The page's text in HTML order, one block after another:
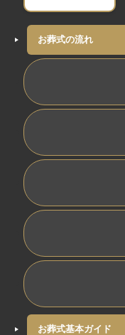
お葬式の流れ
お葬式基本ガイド